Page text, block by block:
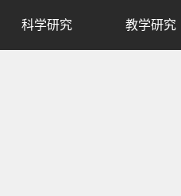
科学研究 教学研究